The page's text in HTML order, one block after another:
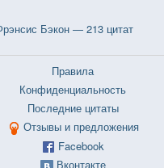
Бэкон — 213 цитат
Правила
Конфиденциальность
Последние цитаты
Отзывы и предложения
Facebook
Вконтакте